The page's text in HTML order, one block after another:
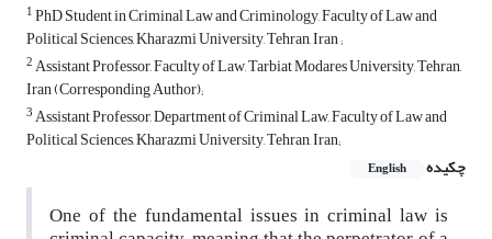
1PhD Student in Criminal Law and Criminology, Faculty of Law and
Political Sciences, Kharazmi University, Tehran, Iran ;
2Assistant Professor, Faculty of Law, Tarbiat Modares University, Tehran,
Iran (Corresponding Author);
3Assistant Professor, Department of Criminal Law, Faculty of Law and
Political Sciences, Kharazmi University, Tehran, Iran;
چکیده
English
One of the fundamental issues in criminal law is